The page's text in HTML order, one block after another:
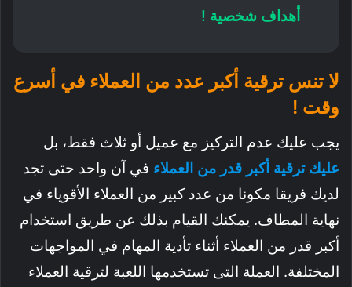
أهداف شخصية !
لا تنس ترقية أكبر عدد من العملاء في أسرع
وقت !
يجب عليك عدم التركيز مع عميل أو ثلاث فقط، بل
عليك ترقية أكبر قدر من العملاء في آن واحد حتى تجد
لديك فريقا مكونا من عدد كبير من العملاء الأقوياء في
نهاية المطاف. يمكنك القيام بذلك عن طريق استخدام
أكبر قدر من العملاء أثناء تأدية المهام في المواجهات
المختلفة. العملة التى تستخدمها اللعبة لترقية العملاء